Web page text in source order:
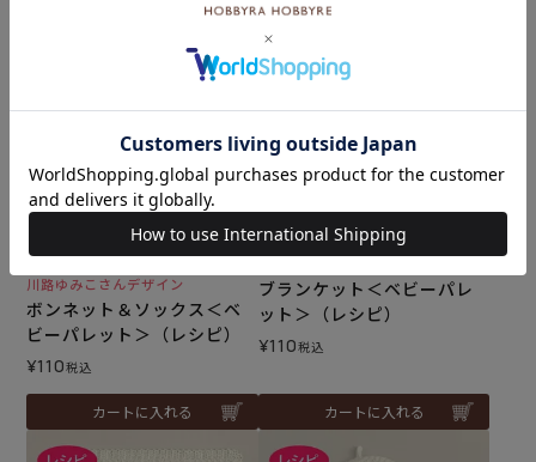
難易度：
川路ゆみこさんデザイン
ボンネット＆ソックス＜ベ
ビーパレット＞（レシピ）
¥110税込
カートに入れる
難易度：
ブランケット＜ベビーパレ
ット＞（レシピ）
¥110税込
カートに入れる